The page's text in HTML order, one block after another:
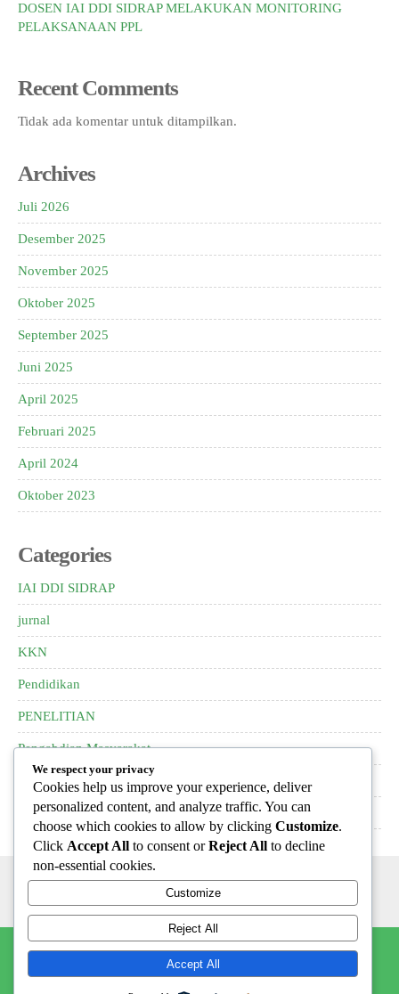
DOSEN IAI DDI SIDRAP MELAKUKAN MONITORING
PELAKSANAAN PPL
Recent Comments
Tidak ada komentar untuk ditampilkan.
Archives
Juli 2026
Desember 2025
November 2025
Oktober 2025
September 2025
Juni 2025
April 2025
Februari 2025
April 2024
Oktober 2023
Categories
IAI DDI SIDRAP
jurnal
KKN
Pendidikan
PENELITIAN
Pengabdian Masyarakat
pkm
PPL
LPPM IAI DDI SIDENRENG RAPPANG
We respect your privacy
Cookies help us improve your experience, deliver
personalized content, and analyze traffic. You can
choose which cookies to allow by clicking Customize.
Click Accept All to consent orReject All to decline
non-essential cookies.
Customize
Reject All
Accept All